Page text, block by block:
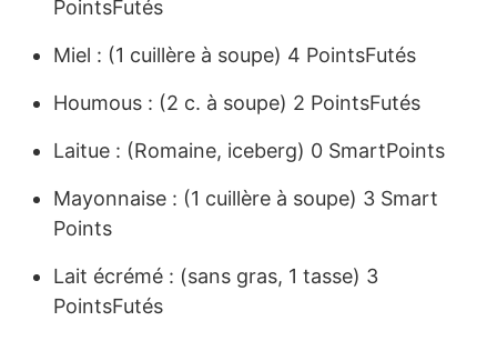
PointsFutés
Miel : (1 cuillère à soupe) 4 PointsFutés
Houmous : (2 c. à soupe) 2 PointsFutés
Laitue : (Romaine, iceberg) 0 SmartPoints
Mayonnaise : (1 cuillère à soupe) 3 Smart
Points
Lait écrémé : (sans gras, 1 tasse) 3
PointsFutés